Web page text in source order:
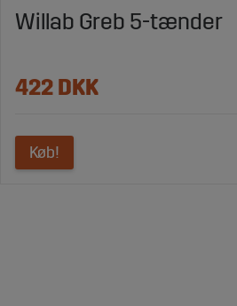
Willab Greb 5-tænder
422 DKK
Køb!